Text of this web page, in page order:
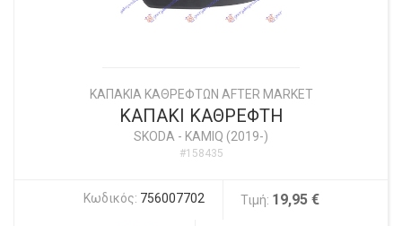
ΚΑΠΑΚΙΑ ΚΑΘΡΕΦΤΩΝ AFTER MARKET
ΚΑΠΑΚΙ ΚΑΘΡΕΦΤΗ
SKODA - KAMIQ (2019-)
#158435
Κωδικός: 756007702 Τιμή: 19,95 €